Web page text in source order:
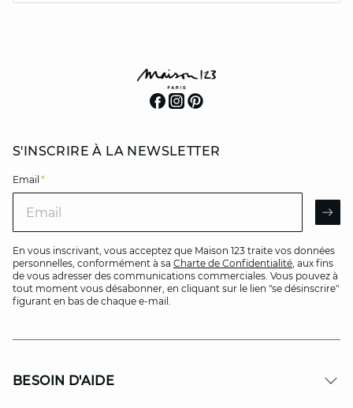
S'INSCRIRE À LA NEWSLETTER
Email *
En vous inscrivant, vous acceptez que Maison 123 traite vos données
personnelles, conformément à sa Charte de Confidentialité, aux fins
de vous adresser des communications commerciales. Vous pouvez à
tout moment vous désabonner, en cliquant sur le lien "se désinscrire"
figurant en bas de chaque e-mail.
BESOIN D'AIDE